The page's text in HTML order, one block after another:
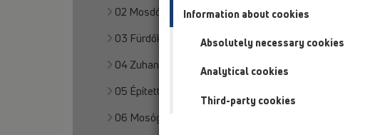
02 Mosdószifonok
03 Fürdőkádak
04 Zuhanytálcák
05 Épített zuhanyozók
06 Mosógép/készülék
Information about cookies
Absolutely necessary cookies
Analytical cookies
Third-party cookies